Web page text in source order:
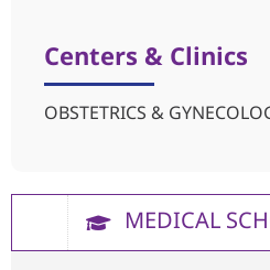
Centers & Clinics
OBSTETRICS &
MEDICAL